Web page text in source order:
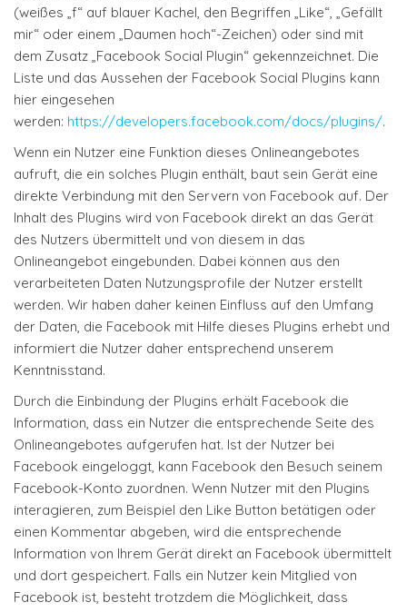
(weißes „f“ auf blauer Kachel, den Begriffen „Like“, „Gefällt
mir“ oder einem „Daumen hoch“-Zeichen) oder sind mit
dem Zusatz „Facebook Social Plugin“ gekennzeichnet. Die
Liste und das Aussehen der Facebook Social Plugins kann
hier eingesehen
werden: https://developers.facebook.com/docs/plugins/.
Wenn ein Nutzer eine Funktion dieses Onlineangebotes
aufruft, die ein solches Plugin enthält, baut sein Gerät eine
direkte Verbindung mit den Servern von Facebook auf. Der
Inhalt des Plugins wird von Facebook direkt an das Gerät
des Nutzers übermittelt und von diesem in das
Onlineangebot eingebunden. Dabei können aus den
verarbeiteten Daten Nutzungsprofile der Nutzer erstellt
werden. Wir haben daher keinen Einfluss auf den Umfang
der Daten, die Facebook mit Hilfe dieses Plugins erhebt und
informiert die Nutzer daher entsprechend unserem
Kenntnisstand.
Durch die Einbindung der Plugins erhält Facebook die
Information, dass ein Nutzer die entsprechende Seite des
Onlineangebotes aufgerufen hat. Ist der Nutzer bei
Facebook eingeloggt, kann Facebook den Besuch seinem
Facebook-Konto zuordnen. Wenn Nutzer mit den Plugins
interagieren, zum Beispiel den Like Button betätigen oder
einen Kommentar abgeben, wird die entsprechende
Information von Ihrem Gerät direkt an Facebook übermittelt
und dort gespeichert. Falls ein Nutzer kein Mitglied von
Facebook ist, besteht trotzdem die Möglichkeit, dass